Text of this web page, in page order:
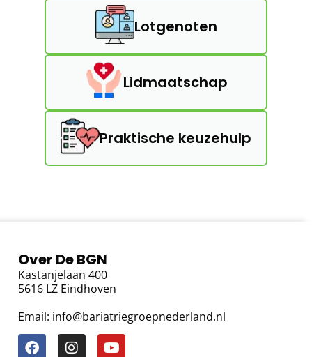
Lotgenoten
Lidmaatschap
Praktische keuzehulp
Over De BGN
Kastanjelaan 400
5616 LZ Eindhoven
Email: info@bariatriegroepnederland.nl